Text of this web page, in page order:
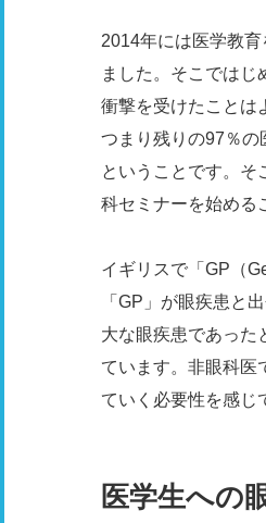
2014年には医学教
ました。そこではじ
衝撃を受けたことは
つまり残りの97％の
ということです。そ
科セミナーを始める
イギリスで「GP（
「GP」が眼疾患と
大な眼疾患であった
ています。非眼科医
ていく必要性を感じ
医学生への